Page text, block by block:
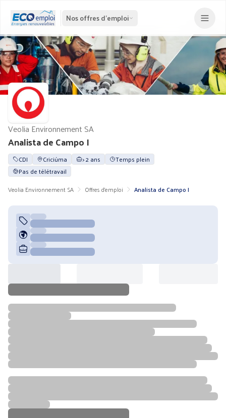
Nos offres d'emploi
Analista de Campo I
Veolia Environnement SA
CDI Criciúma > 2 ans
Temps plein
Pas de télétravail
Veolia Environnement SA
Offres d'emploi Analista de Campo I